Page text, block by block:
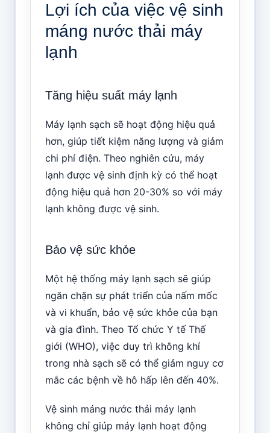
Lợi ích của việc vệ sinh
máng nước thải máy
lạnh
Tăng hiệu suất máy lạnh
Máy lạnh sạch sẽ hoạt động hiệu quả
hơn, giúp tiết kiệm năng lượng và giảm
chi phí điện. Theo nghiên cứu, máy
lạnh được vệ sinh định kỳ có thể hoạt
động hiệu quả hơn 20-30% so với máy
lạnh không được vệ sinh.
Bảo vệ sức khỏe
Một hệ thống máy lạnh sạch sẽ giúp
ngăn chặn sự phát triển của nấm mốc
và vi khuẩn, bảo vệ sức khỏe của bạn
và gia đình. Theo Tổ chức Y tế Thế
giới (WHO), việc duy trì không khí
trong nhà sạch sẽ có thể giảm nguy cơ
mắc các bệnh về hô hấp lên đến 40%.
Vệ sinh máng nước thải máy lạnh
không chỉ giúp máy lạnh hoạt động